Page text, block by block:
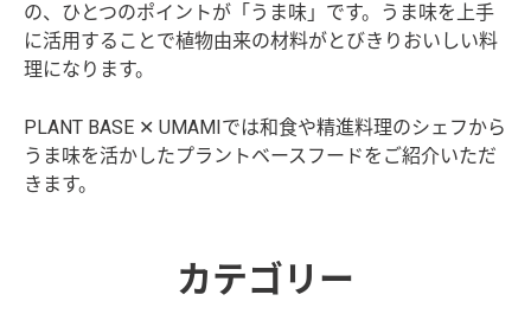
の、ひとつのポイントが「うま味」です。うま味を上手
に活用することで植物由来の材料がとびきりおいしい料
理になります。
PLANT BASE ✕ UMAMIでは和食や精進料理のシェフから
うま味を活かしたプラントベースフードをご紹介いただ
きます。
カテゴリー